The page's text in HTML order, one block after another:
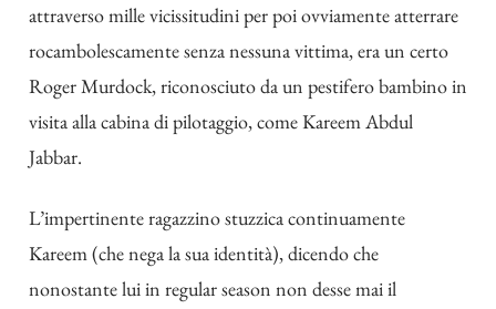
attraverso mille vicissitudini per poi ovviamente atterrare
rocambolescamente senza nessuna vittima, era un certo
Roger Murdock, riconosciuto da un pestifero bambino in
visita alla cabina di pilotaggio, come Kareem Abdul
Jabbar.
L’impertinente ragazzino stuzzica continuamente
Kareem (che nega la sua identità), dicendo che
nonostante lui in regular season non desse mai il